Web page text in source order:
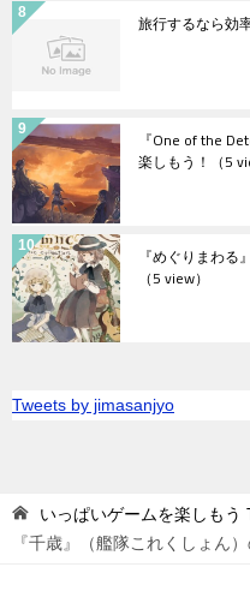
旅行するなら効
『One of the
楽しもう！ （5
『めぐりまわ
（5 view）
Tweets by jimasanjyo
いっぱいゲームを楽しもう
『千歳』（艦隊これくしょん